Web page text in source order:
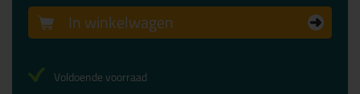
In winkelwagen
Voldoende voorraad